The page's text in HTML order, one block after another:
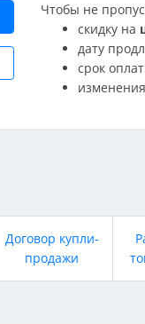
Чтобы не
скидку на
дату
срок
Договор купли-
продажи